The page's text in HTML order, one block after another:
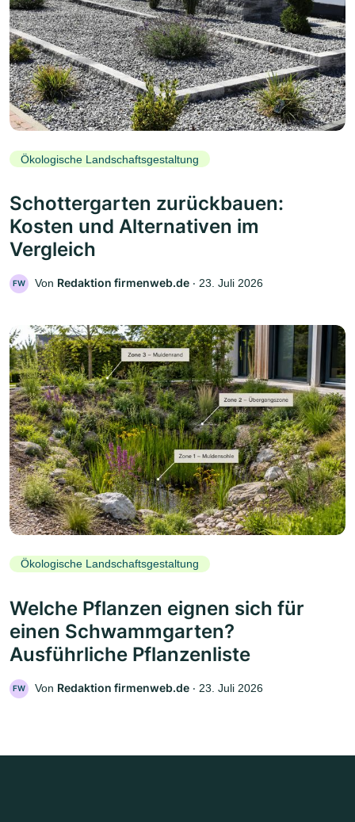
Ökologische Landschaftsgestaltung
Schottergarten zurückbauen:
Kosten und Alternativen im
Vergleich
FW Von Redaktion firmenweb.de ‧ 23. Juli 2026
Ökologische Landschaftsgestaltung
Welche Pflanzen eignen sich für
einen Schwammgarten?
Ausführliche Pflanzenliste
FW Von Redaktion firmenweb.de ‧ 23. Juli 2026